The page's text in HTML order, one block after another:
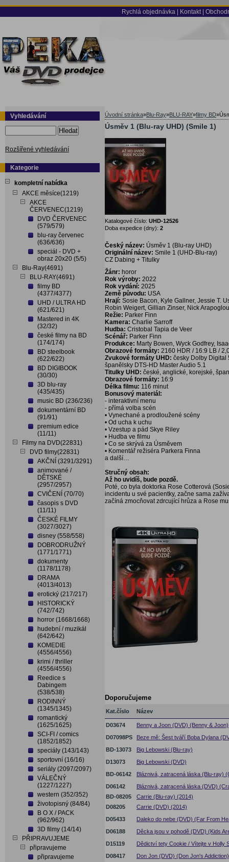
Rychlá objednávka Kontakt
Vyhledávání
Hledat
Rozšířené vyhledávání
Kategorie
kompletní nabídka
AKCE měsíce(1219)
AKCE
ČERVENEC(1219)
DVD ČERVENEC
(579/579)
blu-ray červenec
(636/636)
speciál - DVD +
obraz 20x20 (5/5)
Blu-Ray(4691)
BLU-RAY(4691)
filmy BD
(4377/4377)
UHD / ULTRA HD
(621/621)
Mastered in 4K
(32/32)
české filmy na BD
(174/174)
BD steelbook
(622/622)
BD DIGIBOOK
(30/30)
3D blu-ray
(435/435)
music BD (236/236)
dokumentární BD
(91/91)
premium edice
(11/11)
Filmy na DVD(22831)
DVD filmy(22831)
AKČNÍ (3291/3291)
animované /
DĚTSKÉ
(2957/2957)
CVIČENÍ (70/70)
časopis s DVD
(11/11)
ČESKÉ FILMY
(3027/3027)
disney (558/558)
DOBRODRUŽNÝ
(1771/1771)
dokumenty
(1178/1178)
DRAMA
(4013/4013)
erotický (217/217)
HISTORICKÝ
(742/742)
horror (1668/1668)
hudební / muzikál
(642/642)
KOMEDIE
(4556/4556)
krimi / thriller
(4556/4556)
Reedice s
Dabingem
(538/538)
RODINNÝ
(1345/1345)
romantický
(1625/1625)
SCI-FI / comics
(1852/1852)
speciály (143/143)
sportovní (16/16)
seriály (2097/2097)
VÁLEČNÝ
(1227/1227)
western (352/352)
životopisný (84/84)
B O X / PACK
(962/962)
3D filmy (14/14)
PŘIPRAVUJEME
připravujeme
připravujeme
Úvodní stránka»Blu-Ray»BLU-RAY»filmy BD»
Úsměv 1 (Blu-ray UHD) (Smile 1)
Katalogové číslo: UHD-12526
Doba expedice (dny): 2
Český název: Úsměv 1 (Blu-ray UHD)
Originální název: Smile 1 (UHD-Blu-ray)
CZ Dabing + Titulky
Žánr: horor
Rok výroby: 2022
Rok vydání: 2025
Země původu: USA
Hrají: Sosie Bacon, Kyle Gallner, Jessie T.
Robin Weigert, Gillian Zinser, Nick
Režie: Parker Finn
Kamera: Charlie Sarroff
Hudba: Cristobal Tapia de Veer
Scénář: Parker Finn
Produkce: Marty Bowen, Wyck Godfrey,
Obrazové formáty: 2160 HDR / 16:9 LB /
Zvukové formáty UHD: česky Dolby Digital
španělsky DTS-HD Master Audio 5.1
Titulky UHD: české, anglické, korejské,
Obrazové formáty: 16:9
Délka filmu: 116 minut
Bonusový materiál:
- interaktivní menu
- přímá volba scén
• Vynechané a prodloužené scény
• Od ucha k uchu
• Vzestup a pád Skye Riley
• Hudba ve filmu
• Co se skrývá za Úsměvem
• Komentář režiséra Parkera Finna
a další…
Stručný obsah:
Až ho uvidíš, bude pozdě.
Poté, co byla doktorka Rose Cotterová
incidentu u své pacientky, začne sama
začíná zmocňovat zdrcující hrůza a Rose
Doporučujeme
Kat.číslo Název
D03674
Benny a Joon (DVD) (Benny & Joon)
D07098PS
Beze mě: Šest tváří Boba Dylana
BD-13073
Big Lebowski (Blu-ray)
D13073
Big Lebowski (DVD)
BD-06142
Bláznivá, zatracená láska (Blu-ray)
D06142
Bláznivá, zatracená láska (DVD)
BD-08205
Carrie (Blu-ray) (2014)
D08205
Carrie (DVD) (2014)
D05433
Daleko do nebe (DVD) (Far From
D06188
Děcka jsou v pohodě (DVD) (Kids
D15119
Dědictví tety Cookie / Vítejte v Holly
D08417
Don Jon (DVD) (Don Jon's Addiction)